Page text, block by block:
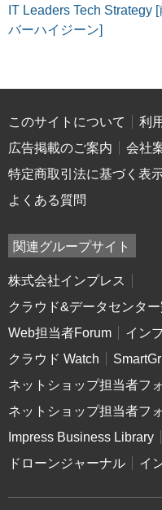
IT Leaders Tech Strategy
バーハイジーン]
このサイトについて 利
広告掲載のご案内
会社
特定商取引法に基づく表
よくある質問
関連グループサイト
株式会社インプレス
クラウド&データセンタ
Web担当者Forum
イン
クラウド Watch
ネットショップ担当者フ
ネットショップ担当者フ
Impress Business Library
ドローンジャーナル
イ